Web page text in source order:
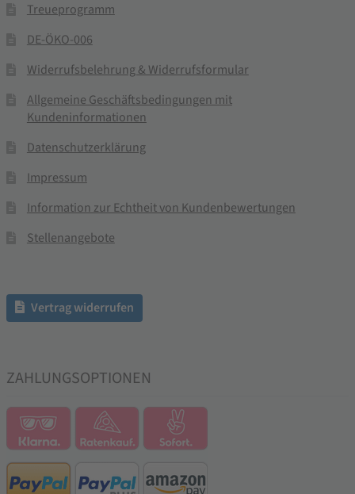
Treueprogramm
DE-ÖKO-006
Widerrufsbelehrung & Widerrufsformular
Allgemeine Geschäftsbedingungen mit
Kundeninformationen
Datenschutzerklärung
Impressum
Information zur Echtheit von Kundenbewertungen
Stellenangebote
Vertrag widerrufen
ZAHLUNGSOPTIONEN